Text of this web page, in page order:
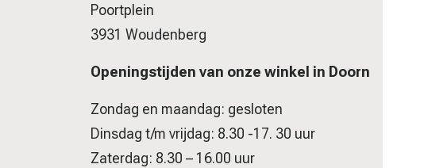
Poortplein
3931 Woudenberg
Openingstijden van onze winkel in Doorn
Zondag en maandag: gesloten
Dinsdag t/m vrijdag: 8.30 -17. 30 uur
Zaterdag: 8.30 – 16.00 uur